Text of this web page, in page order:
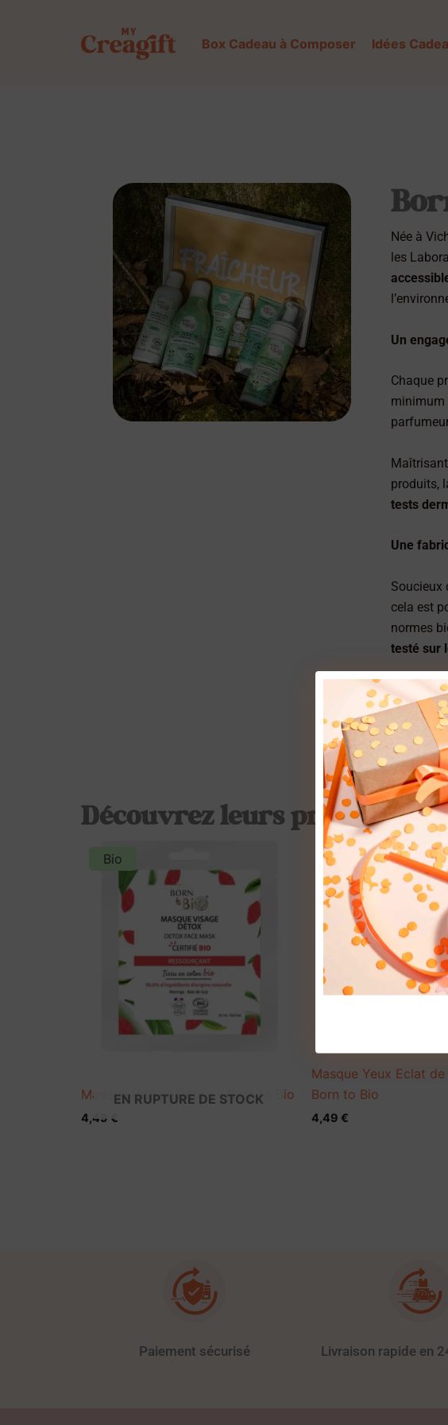
Box Cadeau à Composer Idées
Née à
les
Un
Chaque
minimum
produits,
tests
Une
Soucieux
cela est
normes
testé sur
Découvrez leurs produits
Bio
EN RUPTURE DE STOCK
Masque Visage Détox – Born to Bio
4,49 €
Bio
Masque Yeux Eclat de
Born to Bio
4,49 €
Paiement sécurisé Livraison rapide en